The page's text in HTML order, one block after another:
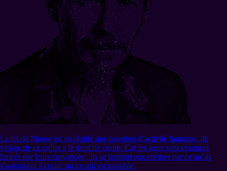
La loi de Moore est en réalité une question d’activité humaine, de
vision, de ce qu’on a le droit de croire. Car les gens sont vraiment
limités par leurs croyances ; ils se limitent eux-mêmes par ce qu’ils
s’autorisent à croire sur ce qui est possible.